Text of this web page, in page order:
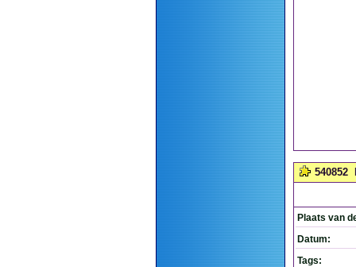
540852
Plaats van
Datum:
Tags: